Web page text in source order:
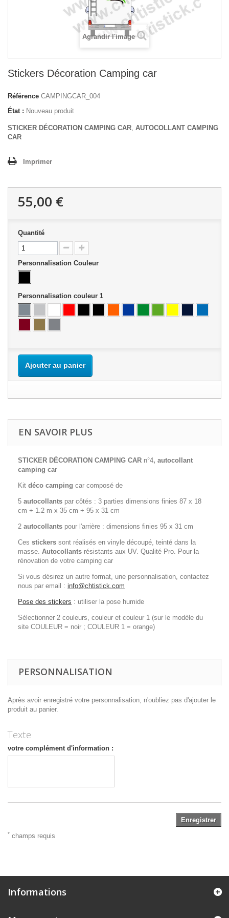
Agrandir l'image
Stickers Décoration Camping car
Référence CAMPINGCAR_004
État : Nouveau produit
STICKER DÉCORATION CAMPING CAR, AUTOCOLLANT CAMPING
CAR
Imprimer
55,00 €
Quantité
Personnalisation Couleur
Personnalisation couleur 1
Ajouter au panier
EN SAVOIR PLUS
STICKER DÉCORATION CAMPING CAR n°4, autocollant
camping car
Kit déco camping car composé de
5 autocollants par côtés : 3 parties dimensions finies 87 x 18
cm + 1.2 m x 35 cm + 95 x 31 cm
2 autocollants pour l'arrière : dimensions finies 95 x 31 cm
Ces stickers sont réalisés en vinyle découpé, teinté dans la
masse. Autocollants résistants aux UV. Qualité Pro. Pour la
rénovation de votre camping car
Si vous désirez un autre format, une personnalisation, contactez
nous par email : info@chtistick.com
Pose des stickers : utiliser la pose humide
Sélectionner 2 couleurs, couleur et couleur 1 (sur le modèle du
site COULEUR = noir ; COULEUR 1 = orange)
PERSONNALISATION
Après avoir enregistré votre personnalisation, n'oubliez pas d'ajouter le
produit au panier.
Texte
votre complément d'information :
Enregistrer
* champs requis
Informations